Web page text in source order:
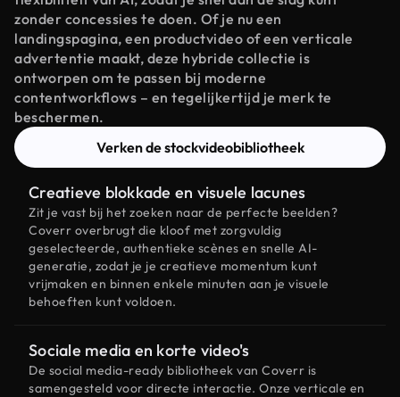
zonder concessies te doen. Of je nu een
landingspagina, een productvideo of een verticale
advertentie maakt, deze hybride collectie is
ontworpen om te passen bij moderne
contentworkflows – en tegelijkertijd je merk te
beschermen.
Verken de stockvideobibliotheek
Creatieve blokkade en visuele lacunes
Zit je vast bij het zoeken naar de perfecte beelden?
Coverr overbrugt die kloof met zorgvuldig
geselecteerde, authentieke scènes en snelle AI-
generatie, zodat je je creatieve momentum kunt
vrijmaken en binnen enkele minuten aan je visuele
behoeften kunt voldoen.
Sociale media en korte video's
De social media-ready bibliotheek van Coverr is
samengesteld voor directe interactie. Onze verticale en